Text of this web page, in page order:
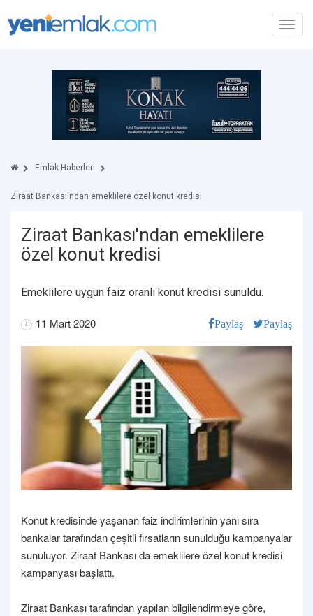
Emlak Haberleri
Ziraat Bankası'ndan emeklilere özel konut kredisi
Ziraat Bankası'ndan emeklilere
özel konut kredisi
Emeklilere uygun faiz oranlı konut kredisi sunuldu.
11 Mart 2020 Paylaş Paylaş
Konut kredisinde yaşanan faiz indirimlerinin yanı sıra
bankalar tarafından çeşitli fırsatların sunulduğu kampanyalar
sunuluyor. Ziraat Bankası da emeklilere özel konut kredisi
kampanyası başlattı.
Ziraat Bankası tarafından yapılan bilgilendirmeye göre,